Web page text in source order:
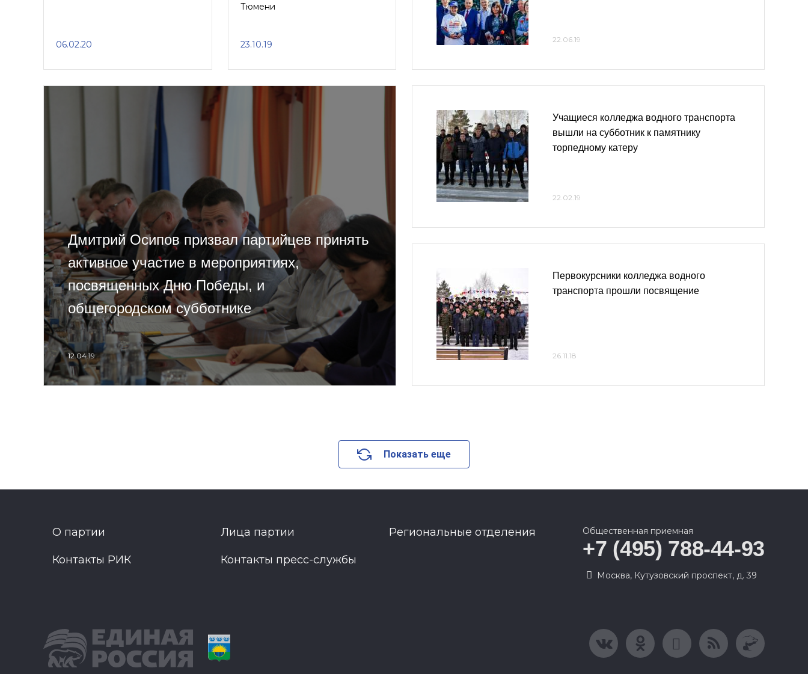
06.02.20
Тюмени
23.10.19 22.06.19
Дмитрий Осипов призвал партийцев принять
активное участие в мероприятиях,
посвященных Дню Победы, и
общегородском субботнике
12.04.19
Учащиеся колледжа водного транспорта
вышли на субботник к памятнику
торпедному катеру
22.02.19
Первокурсники колледжа водного
транспорта прошли посвящение
26.11.18
Показать еще
О партии Лица партии Региональные отделения
Контакты РИК Контакты пресс-службы
Общественная приемная
+7 (495) 788-44-93
Москва, Кутузовский проспект, д. 39